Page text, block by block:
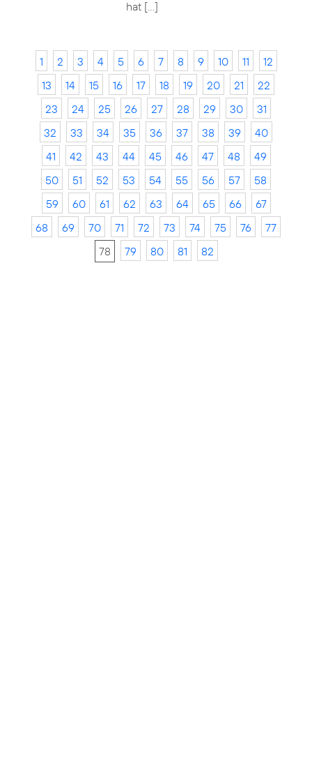
hat […]
1 2 3 4 5 6 7 8 9 10 11
12
13
14 15 16 17 18 19 20 21
22
23
24 25 26 27 28 29 30
31
32
33 34 35 36 37 38 39
40
41
42 43 44 45 46 47 48
49
50
51 52 53 54 55 56 57
58
59
60 61 62 63 64 65 66
67
68
69 70 71 72 73 74 75 76
77
78
79 80 81 82